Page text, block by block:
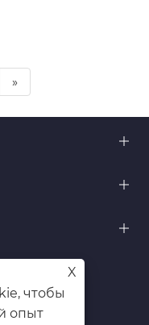
»
X
чтобы
опыт